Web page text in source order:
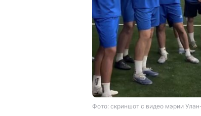
Фото: скриншот с видео мэрии